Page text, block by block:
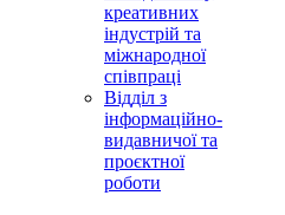
креативних
індустрій та
міжнародної
співпраці
Відділ з
інформаційно-
видавничої та
проєктної
роботи